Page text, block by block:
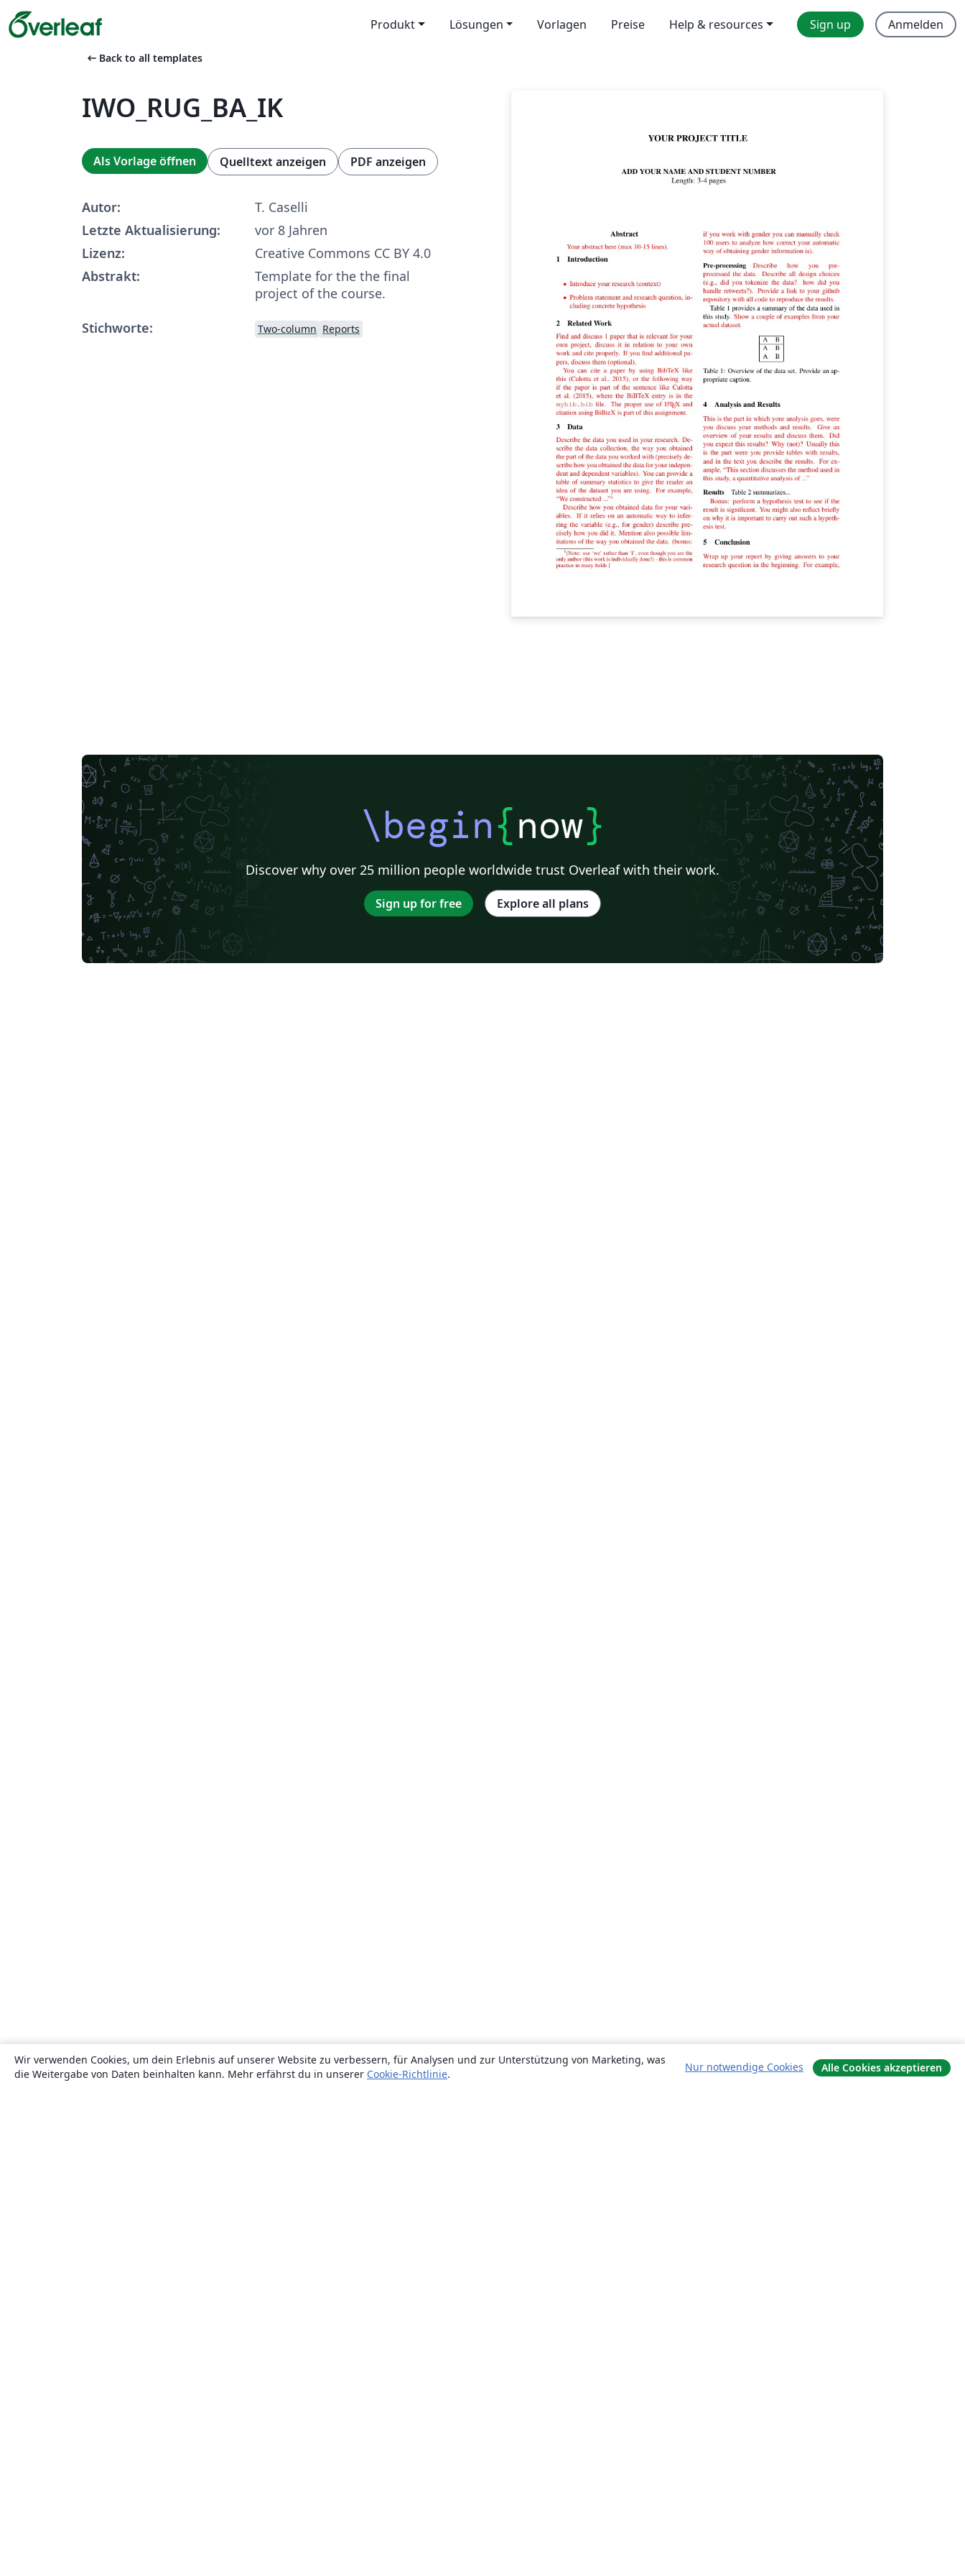
Produkt Lösungen Vorlagen Preise Help & resources Sign up Anmelden
arrow_left_alt Back to all templates
IWO_RUG_BA_IK
Als Vorlage öffnen Quelltext anzeigen PDF anzeigen
Autor:
T. Caselli
Letzte Aktualisierung:
vor 8 Jahren
Lizenz:
Creative Commons CC BY 4.0
Abstrakt:
Template for the the final
project of the course.
Stichworte:
Two-column Reports
\begin{now}
Discover why over 25 million people worldwide trust Overleaf with their work.
Sign up for free Explore all plans
Wir verwenden Cookies, um dein Erlebnis auf unserer Website zu verbessern, für Analysen und zur Unterstützung von Marketing, was
die Weitergabe von Daten beinhalten kann. Mehr erfährst du in unserer Cookie-Richtlinie.
Nur notwendige Cookies Alle Cookies akzeptieren